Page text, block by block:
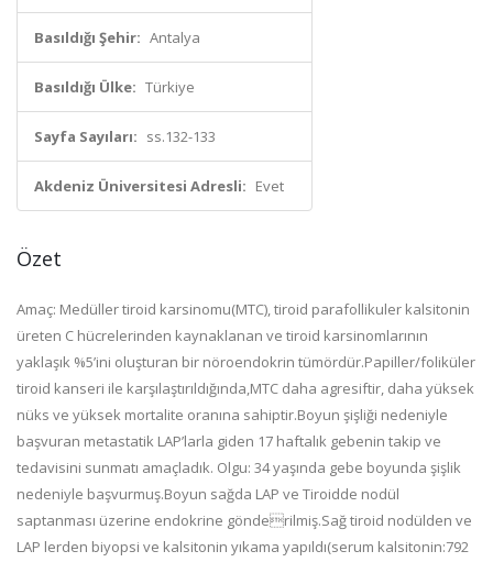
Basıldığı Şehir: Antalya
Basıldığı Ülke: Türkiye
Sayfa Sayıları: ss.132-133
Akdeniz Üniversitesi Adresli: Evet
Özet
Amaç: Medüller tiroid karsinomu(MTC), tiroid parafollikuler kalsitonin
üreten C hücrelerinden kaynaklanan ve tiroid karsinomlarının
yaklaşık %5’ini oluşturan bir nöroendokrin tümördür.Papiller/foliküler
tiroid kanseri ile karşılaştırıldığında,MTC daha agresiftir, daha yüksek
nüks ve yüksek mortalite oranına sahiptir.Boyun şişliği nedeniyle
başvuran metastatik LAP’larla giden 17 haftalık gebenin takip ve
tedavisini sunmatı amaçladık. Olgu: 34 yaşında gebe boyunda şişlik
nedeniyle başvurmuş.Boyun sağda LAP ve Tiroidde nodül
saptanması üzerine endokrine gönderilmiş.Sağ tiroid nodülden ve
LAP lerden biyopsi ve kalsitonin yıkama yapıldı(serum kalsitonin:792